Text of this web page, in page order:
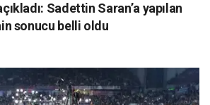
Sadettin Saran’a yapılan
sonucu belli oldu